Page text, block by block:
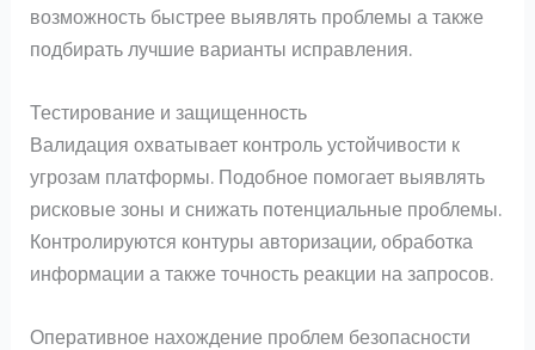
возможность быстрее выявлять проблемы а также
подбирать лучшие варианты исправления.
Тестирование и защищенность
Валидация охватывает контроль устойчивости к
угрозам платформы. Подобное помогает выявлять
рисковые зоны и снижать потенциальные проблемы.
Контролируются контуры авторизации, обработка
информации а также точность реакции на запросов.
Оперативное нахождение проблем безопасности